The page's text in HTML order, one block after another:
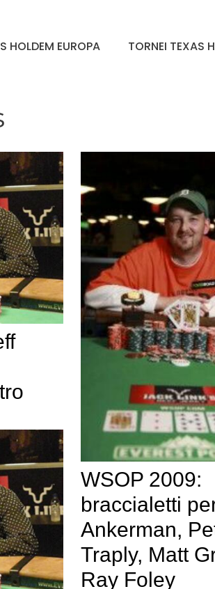
HOLDEM EUROPA TORNEI TEXAS
WSOP 2009:
braccialetti
Ankerman,
Traply, Matt
Ray Foley